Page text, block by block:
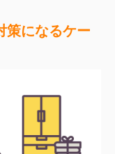
策になるケー